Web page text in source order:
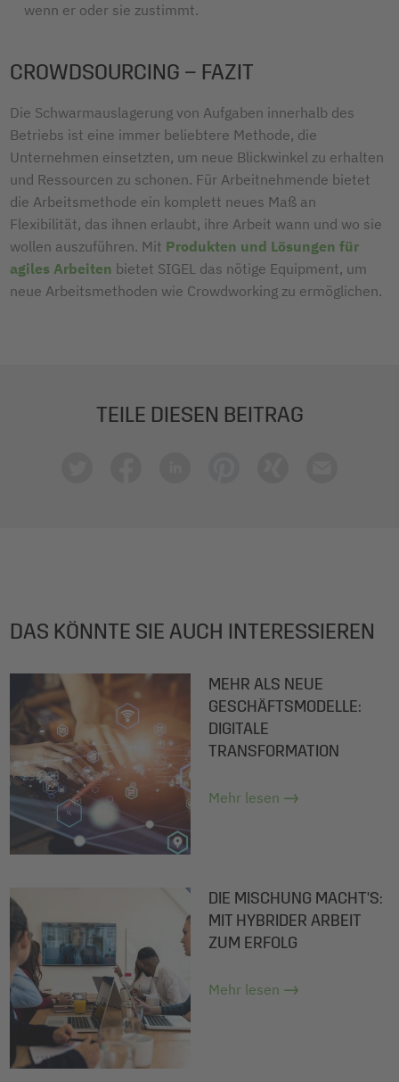
wenn er oder sie zustimmt.
CROWDSOURCING – FAZIT
Die Schwarmauslagerung von Aufgaben innerhalb des
Betriebs ist eine immer beliebtere Methode, die
Unternehmen einsetzten, um neue Blickwinkel zu erhalten
und Ressourcen zu schonen. Für Arbeitnehmende bietet
die Arbeitsmethode ein komplett neues Maß an
Flexibilität, das ihnen erlaubt, ihre Arbeit wann und wo sie
wollen auszuführen. Mit Produkten und Lösungen für
agiles Arbeiten bietet SIGEL das nötige Equipment, um
neue Arbeitsmethoden wie Crowdworking zu ermöglichen.
TEILE DIESEN BEITRAG
DAS KÖNNTE SIE AUCH INTERESSIEREN
MEHR ALS NEUE
GESCHÄFTSMODELLE:
DIGITALE
TRANSFORMATION
Mehr lesen
DIE MISCHUNG MACHT'S:
MIT HYBRIDER ARBEIT
ZUM ERFOLG
Mehr lesen